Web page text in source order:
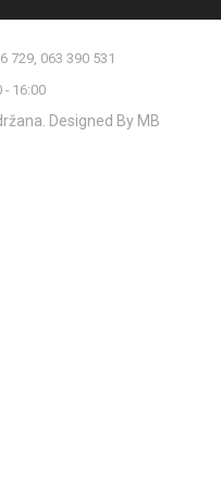
729, 063 390 531
- 16:00
Designed By MB